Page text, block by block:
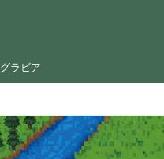
グラビア